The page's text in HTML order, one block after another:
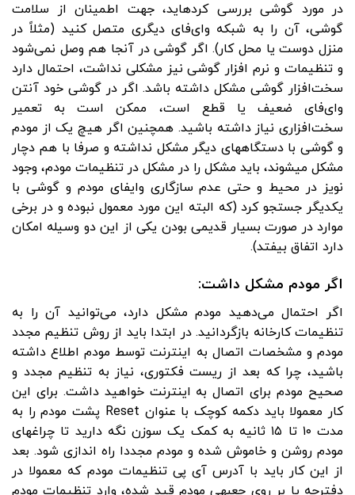
در مورد گوشی بررسی کرده­اید، جهت اطمینان از سلامت
گوشی، آن را به شبکه وای‌فای دیگری متصل کنید (مثلاً در
منزل دوست یا محل کار). اگر گوشی در آنجا هم وصل نمی‌شود
و تنظیمات و نرم افزار گوشی نیز مشکلی نداشت، احتمال دارد
سخت‌افزار گوشی مشکل داشته باشد. اگر در گوشی خود آنتن
وای‌فای ضعیف یا قطع است، ممکن است به تعمیر
سخت‌افزاری نیاز داشته باشید. همچنین اگر هیچ یک از مودم
و گوشی با دستگاه­های دیگر مشکل نداشته و صرفا با هم دچار
مشکل می­شوند، باید مشکل را در مشکل در تنظیمات مودم، وجود
نویز در محیط و حتی عدم سازگاری وایفای مودم و گوشی با
یکدیگر جستجو کرد (که البته این مورد معمول نبوده و در برخی
موارد در صورت بسیار قدیمی بودن یکی از این دو وسیله امکان
دارد اتفاق بیفتد).
اگر مودم مشکل داشت:
اگر احتمال می‌دهید مودم مشکل دارد، می‌توانید آن را به
تنظیمات کارخانه بازگردانید. در ابتدا باید از روش تنظیم مجدد
مودم و مشخصات اتصال به اینترنت توسط مودم اطلاع داشته
باشید، چرا که بعد از ریست فکتوری، نیاز به تنظیم مجدد و
صحیح مودم برای اتصال به اینترنت خواهید داشت. برای این
کار معمولا باید دکمه کوچک با عنوان Reset پشت مودم را به
مدت ۱۰ تا ۱۵ ثانیه به کمک یک سوزن نگه دارید تا چراغ­های
مودم روشن و خاموش شده و مودم مجددا راه اندازی شود. بعد
از این کار باید با آدرس آی پی تنظیمات مودم که معمولا در
دفترچه یا بر روی جعبه­ی مودم قید شده، وارد تنظیمات مودم